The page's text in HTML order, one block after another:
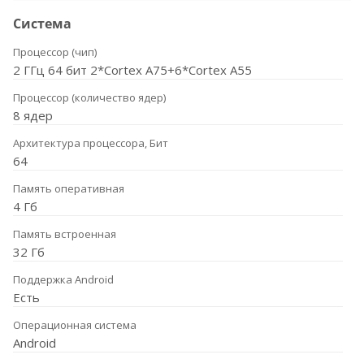
Система
Процессор (чип)
2 ГГц 64 бит 2*Cortex A75+6*Cortex A55
Процессор (количество ядер)
8 ядер
Архитектура процессора, Бит
64
Память оперативная
4 Гб
Память встроенная
32 Гб
Поддержка Android
Есть
Операционная система
Android